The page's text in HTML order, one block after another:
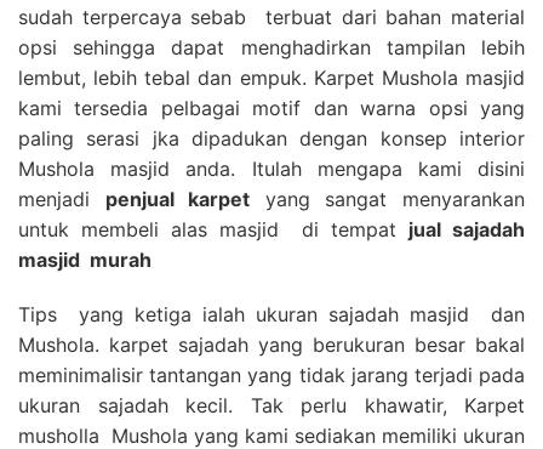
sudah terpercaya sebab terbuat dari bahan material
opsi sehingga dapat menghadirkan tampilan lebih
lembut, lebih tebal dan empuk. Karpet Mushola masjid
kami tersedia pelbagai motif dan warna opsi yang
paling serasi jka dipadukan dengan konsep interior
Mushola masjid anda. Itulah mengapa kami disini
menjadi penjual karpet yang sangat menyarankan
untuk membeli alas masjid di tempat jual sajadah
masjid murah
Tips yang ketiga ialah ukuran sajadah masjid dan
Mushola. karpet sajadah yang berukuran besar bakal
meminimalisir tantangan yang tidak jarang terjadi pada
ukuran sajadah kecil. Tak perlu khawatir, Karpet
musholla Mushola yang kami sediakan memiliki ukuran